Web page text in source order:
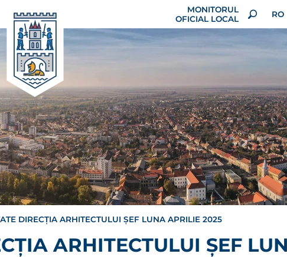
MONITORUL
OFICIAL LOCAL
RO
DIRECȚIA ARHITECTULUI ȘEF LUNA APRILIE 2025
ARHITECTULUI ȘEF